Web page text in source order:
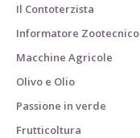
Il Contoterzista
Informatore Zootecnico
Macchine Agricole
Olivo e Olio
Passione in verde
Frutticoltura